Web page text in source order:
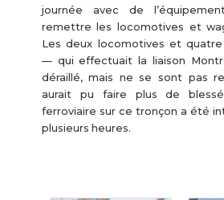
journée avec de
remettre les locomotives et
Les deux locomotives et
— qui effectuait la liaison
déraillé, mais ne se sont pas
aurait pu faire plus de
ferroviaire sur ce tronçon a été
plusieurs heures.